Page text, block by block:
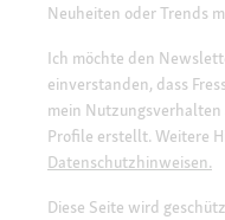
Neuheiten oder Trends
Ich möchte den
einverstanden, dass
mein
Profile erstellt. Weitere
Datenschutzhinweisen.
Diese Seite wird